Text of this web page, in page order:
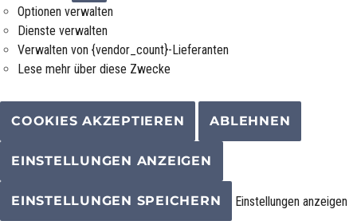
Optionen verwalten
Dienste verwalten
Verwalten von {vendor_count}-Lieferanten
Lese mehr über diese Zwecke
COOKIES AKZEPTIEREN ABLEHNEN
EINSTELLUNGEN ANZEIGEN
EINSTELLUNGEN SPEICHERN
Einstellungen anzeigen